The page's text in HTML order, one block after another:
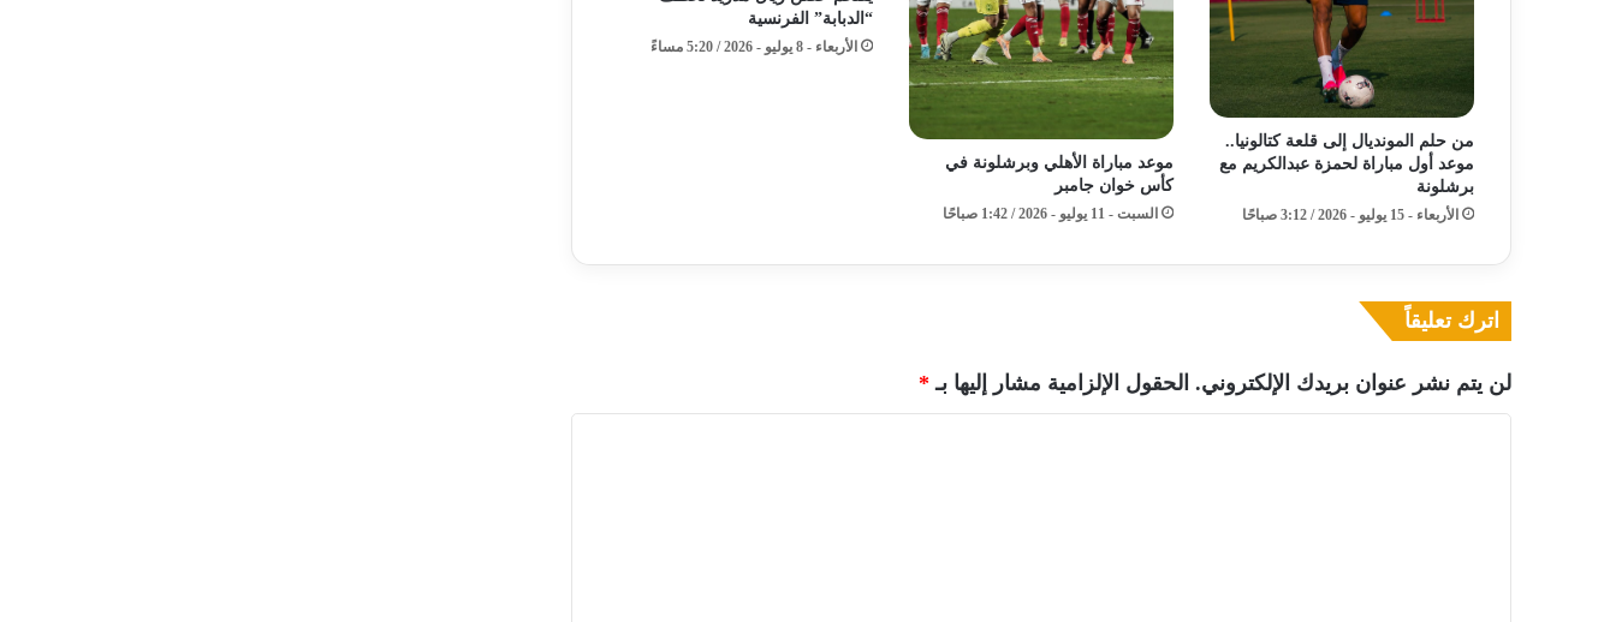
من حلم المونديال إلى قلعة كتالونيا..
موعد أول مباراة لحمزة عبدالكريم مع
برشلونة
الأربعاء - 15 يوليو - 2026 / 3:12 صباحًا
موعد مباراة الأهلي وبرشلونة في
كأس خوان جامبر
السبت - 11 يوليو - 2026 / 1:42 صباحًا
“الدبابة” الفرنسية
الأربعاء - 8 يوليو - 2026 / 5:20 مساءً
اترك تعليقاً
لن يتم نشر عنوان بريدك الإلكتروني. الحقول الإلزامية مشار إليها بـ *